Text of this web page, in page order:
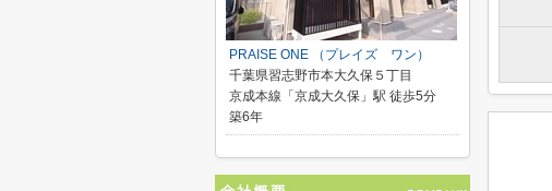
PRAISE ONE （プレイズ ワン）
千葉県習志野市本大久保５丁目
京成本線「京成大久保」駅 徒歩5分
築6年